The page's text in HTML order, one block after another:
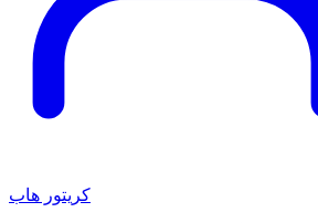
کریتور هاب